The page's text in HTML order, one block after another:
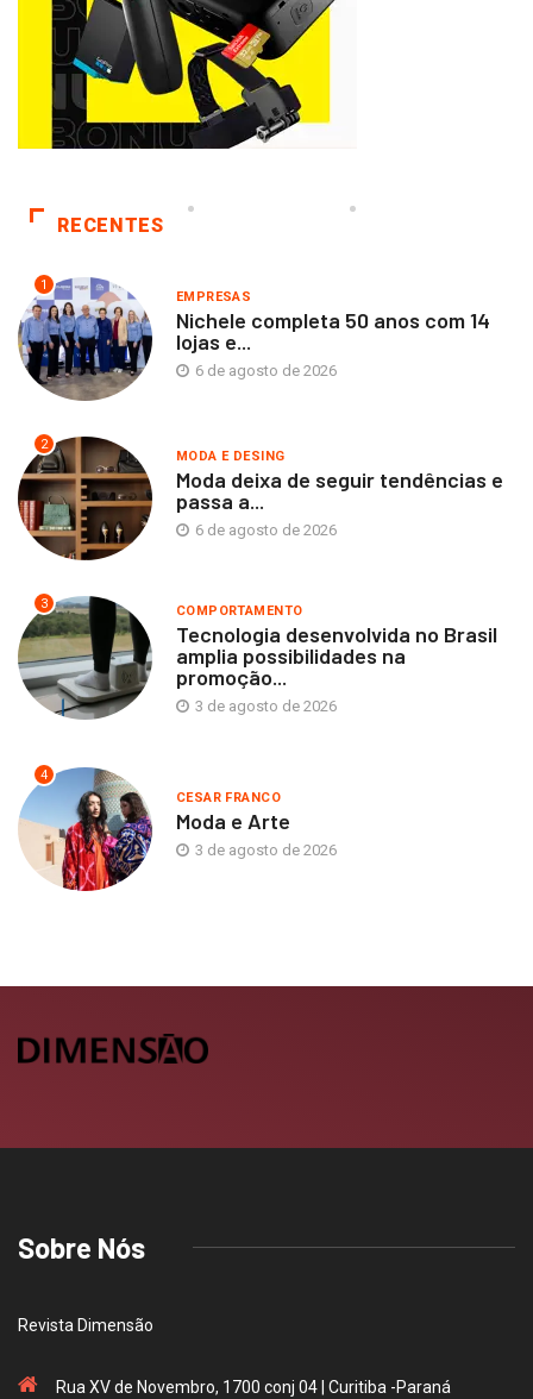
RECENTES
1
EMPRESAS
Nichele completa 50 anos com 14
lojas e...
6 de agosto de 2026
2
MODA E DESING
Moda deixa de seguir tendências e
passa a...
6 de agosto de 2026
3 COMPORTAMENTO
Tecnologia desenvolvida no Brasil
amplia possibilidades na
promoção...
3 de agosto de 2026
4
CESAR FRANCO
Moda e Arte
3 de agosto de 2026
Sobre Nós
Revista Dimensão
Rua XV de Novembro, 1700 conj 04 | Curitiba -Paraná